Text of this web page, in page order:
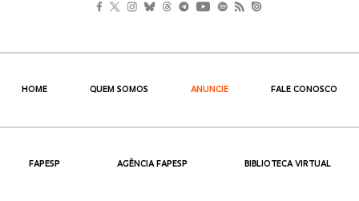
HOME QUEM SOMOS ANUNCIE FALE CONOSCO
FAPESP AGÊNCIA FAPESP BIBLIOTECA VIRTUAL